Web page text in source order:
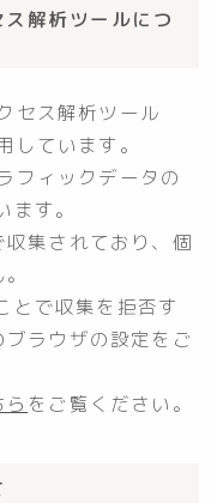
解析ツールにつ
セス解析ツール
しています。
フィックデータの
す。
集されており、個
とで収集を拒否す
ラウザの設定をご
ら をご覧ください。